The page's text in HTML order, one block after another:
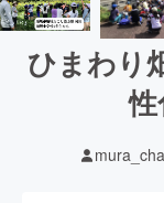
ひまわり